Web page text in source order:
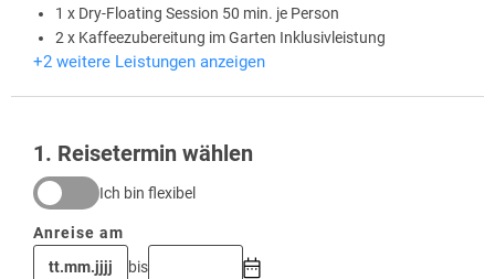
1 x Dry-Floating Session 50 min. je Person
2 x Kaffeezubereitung im Garten Inklusivleistung
+2 weitere Leistungen anzeigen
1. Reisetermin wählen
Ich bin flexibel
Anreise am
bis